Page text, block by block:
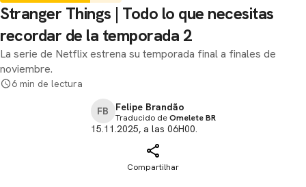
Stranger Things | Todo lo que necesitas
recordar de la temporada 2
La serie de Netflix estrena su temporada final a finales de
noviembre.
6 min de lectura
FB Felipe Brandão
Traducido deOmelete BR
15.11.2025, a las 06H00.
Compartilhar